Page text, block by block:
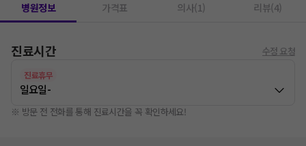
병원정보 가격표 의사(1) 리뷰(4)
진료시간 수정 요청
진료휴무
일요일-
※ 방문 전 전화를 통해 진료시간을 꼭 확인하세요!